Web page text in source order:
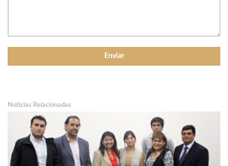
Noticias Relacionadas